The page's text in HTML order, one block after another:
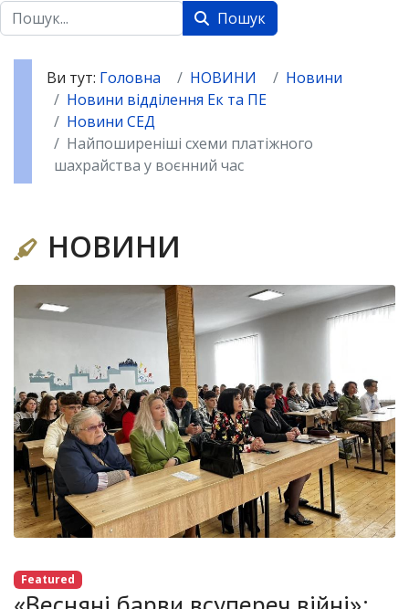
Пошук Пошук
Ви тут: Головна НОВИНИ
Новини
Новини відділення Ек та ПЕ
Новини СЕД
Найпоширеніші схеми платіжного
шахрайства у воєнний час
НОВИНИ
Featured